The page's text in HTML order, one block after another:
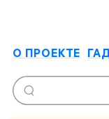
О ПРОЕКТЕ